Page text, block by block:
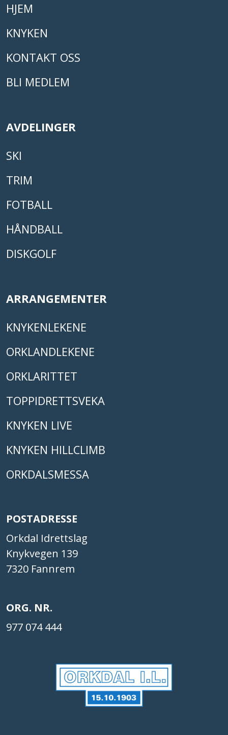
HJEM
KNYKEN
KONTAKT OSS
BLI MEDLEM
AVDELINGER
SKI
TRIM
FOTBALL
HÅNDBALL
DISKGOLF
ARRANGEMENTER
KNYKENLEKENE
ORKLANDLEKENE
ORKLARITTET
TOPPIDRETTSVEKA
KNYKEN LIVE
KNYKEN HILLCLIMB
ORKDALSMESSA
POSTADRESSE
Orkdal Idrettslag
Knykvegen 139
7320 Fannrem
ORG. NR.
977 074 444